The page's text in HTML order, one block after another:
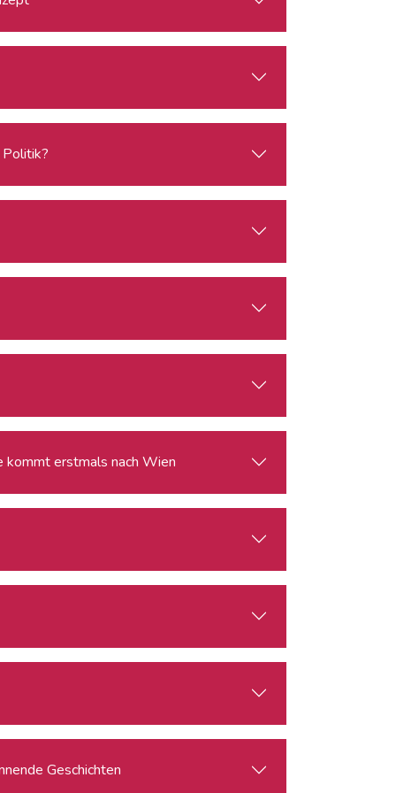
kommt erstmals nach Wien
Geschichten